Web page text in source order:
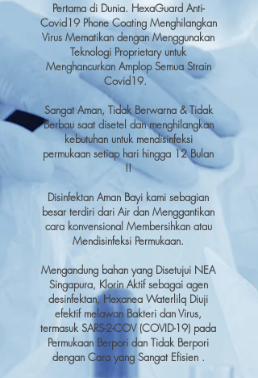
Pertama di Dunia. HexaGuard Anti-
Covid19 Phone Coating Menghilangkan
Virus Mematikan dengan Menggunakan
Teknologi Proprietary untuk
Menghancurkan Amplop Semua Strain
Covid19.
Sangat Aman, Tidak Berwarna & Tidak
Berbau saat disetel dan menghilangkan
kebutuhan untuk mendisinfeksi
permukaan setiap hari hingga 12 Bulan
!!
Disinfektan Aman Bayi kami sebagian
besar terdiri dari Air dan Menggantikan
cara konvensional Membersihkan atau
Mendisinfeksi Permukaan.
Mengandung bahan yang Disetujui NEA
Singapura, Klorin Aktif sebagai agen
desinfektan, Hexanea Waterlilq Diuji
efektif melawan Bakteri dan Virus,
termasuk SARS-2-COV (COVID-19) pada
Permukaan Berpori dan Tidak Berpori
dengan Cara yang Sangat Efisien .